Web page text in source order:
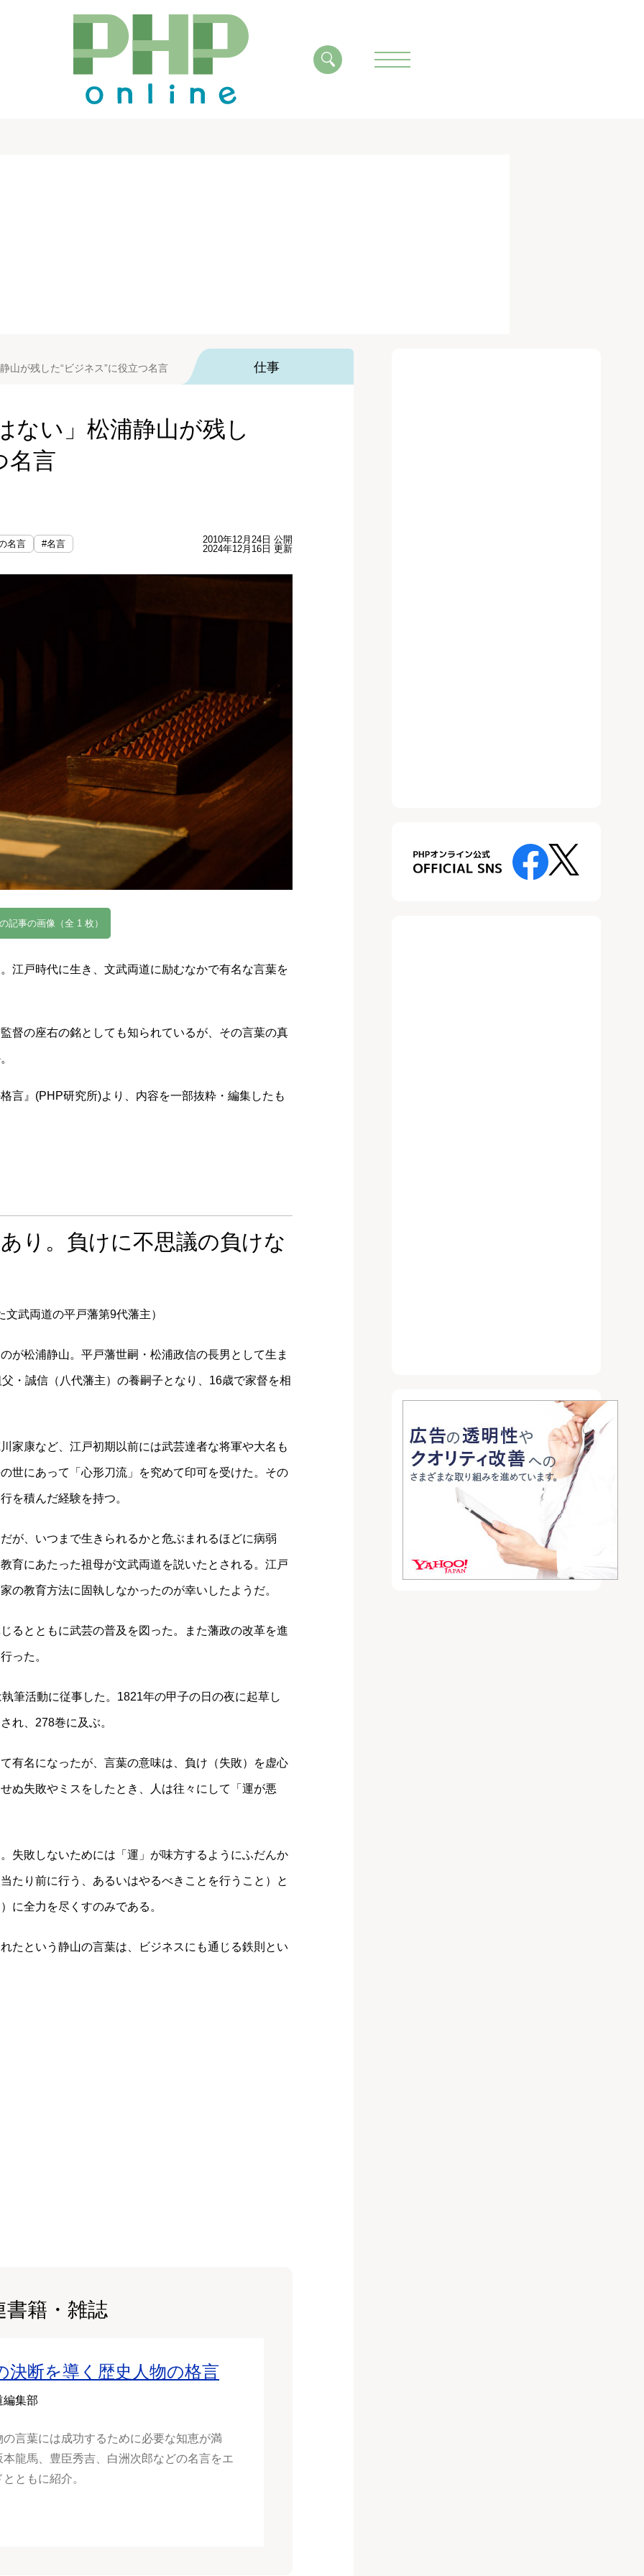
山が残した“ビジネス”に役立つ名言 仕事
ない」松浦静山が残し
名言
名言 #名言
2010年12月24日 公開
2024年12月16日 更新
記事の画像（全 1 枚）
江戸時代に生き、文武両道に励むなかで有名な言葉を
督の座右の銘としても知られているが、その言葉の真
言』(PHP研究所)より、内容を一部抜粋・編集したも
り。負けに不思議の負けな
武両道の平戸藩第9代藩主）
が松浦静山。平戸藩世嗣・松浦政信の長男として生ま
・誠信（八代藩主）の養嗣子となり、16歳で家督を相
家康など、江戸初期以前には武芸達者な将軍や大名も
世にあって「心形刀流」を究めて印可を受けた。その
を積んだ経験を持つ。
が、いつまで生きられるかと危ぶまれるほどに病弱
育にあたった祖母が文武両道を説いたとされる。江戸
の教育方法に固執しなかったのが幸いしたようだ。
るとともに武芸の普及を図った。また藩政の改革を進
った。
筆活動に従事した。1821年の甲子の日の夜に起草し
れ、278巻に及ぶ。
有名になったが、言葉の意味は、負け（失敗）を虚心
ぬ失敗やミスをしたとき、人は往々にして「運が悪
失敗しないためには「運」が味方するようにふだんか
たり前に行う、あるいはやるべきことを行うこと）と
に全力を尽くすのみである。
たという静山の言葉は、ビジネスにも通じる鉄則とい
書籍・雑誌
決断を導く歴史人物の格言
編集部
の言葉には成功するために必要な知恵が満
龍馬、豊臣秀吉、白洲次郎などの名言をエ
ともに紹介。